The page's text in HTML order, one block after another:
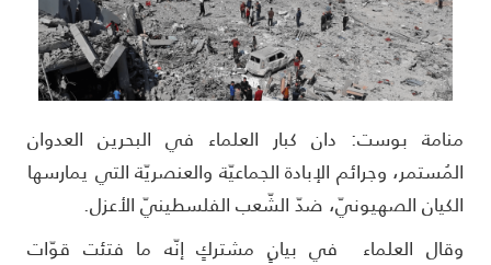
بوست: دان كبار العلماء في البحرين العدوان
وجرائم الإبادة الجماعيّة والعنصريّة التي يمارسها
الصهيونيّ، ضدّ الشّعب الفلسطينيّ الأعزل.
العلماء في بيانٍ مشتركٍ إنّه ما فتئت قوّات